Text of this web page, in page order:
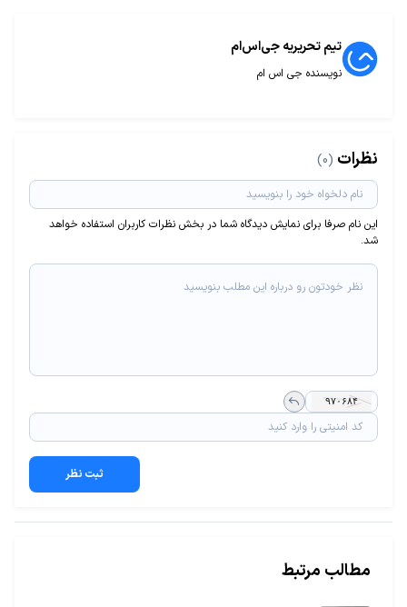
تیم تحریریه جی‌اس‌ام
نویسنده جی اس ام
نظرات (0)
این نام صرفا برای نمایش دیدگاه شما در بخش نظرات کاربران استفاده خواهد
شد.
ثبت نظر
مطالب مرتبط